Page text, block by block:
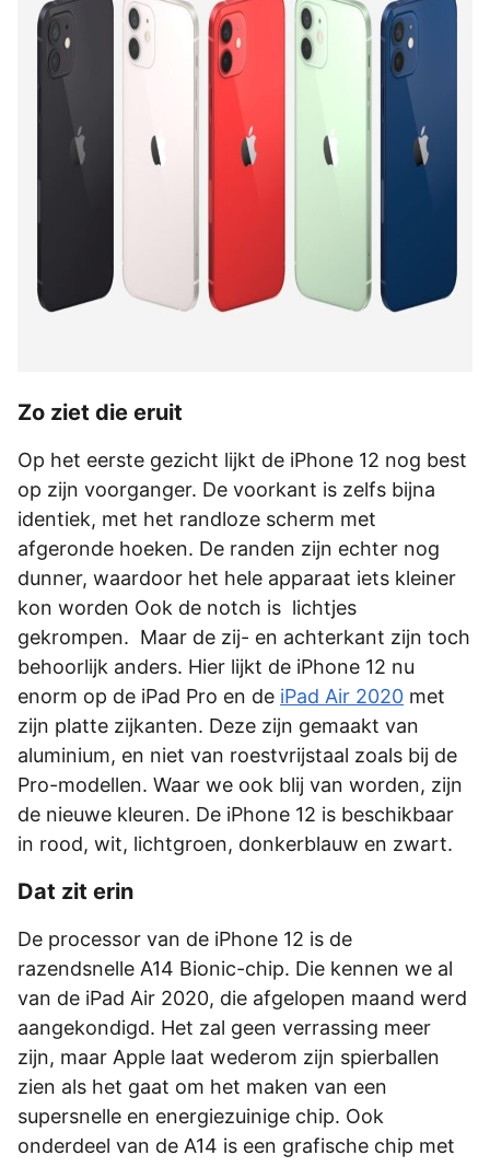
Zo ziet die eruit
Op het eerste gezicht lijkt de iPhone 12 nog best
op zijn voorganger. De voorkant is zelfs bijna
identiek, met het randloze scherm met
afgeronde hoeken. De randen zijn echter nog
dunner, waardoor het hele apparaat iets kleiner
kon worden Ook de notch is lichtjes
gekrompen. Maar de zij- en achterkant zijn toch
behoorlijk anders. Hier lijkt de iPhone 12 nu
enorm op de iPad Pro en de iPad Air 2020 met
zijn platte zijkanten. Deze zijn gemaakt van
aluminium, en niet van roestvrijstaal zoals bij de
Pro-modellen. Waar we ook blij van worden, zijn
de nieuwe kleuren. De iPhone 12 is beschikbaar
in rood, wit, lichtgroen, donkerblauw en zwart.
Dat zit erin
De processor van de iPhone 12 is de
razendsnelle A14 Bionic-chip. Die kennen we al
van de iPad Air 2020, die afgelopen maand werd
aangekondigd. Het zal geen verrassing meer
zijn, maar Apple laat wederom zijn spierballen
zien als het gaat om het maken van een
supersnelle en energiezuinige chip. Ook
onderdeel van de A14 is een grafische chip met